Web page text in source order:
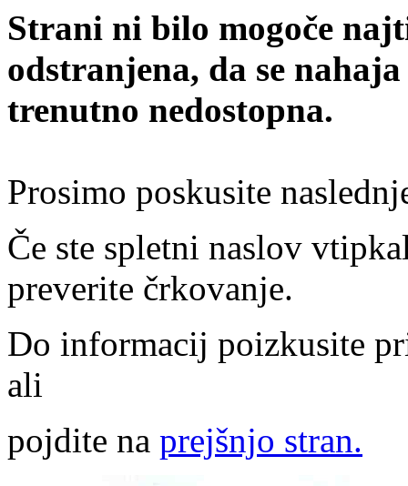
Strani ni bilo mogoče
odstranjena, da se
trenutno nedostopna.
Prosimo poskusite
Če ste spletni naslov
preverite črkovanje.
Do informacij poizkusite
ali
pojdite na prejšnjo stran.